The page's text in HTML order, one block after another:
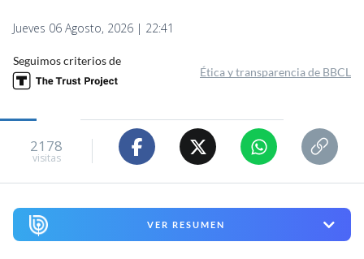
Jueves 06 Agosto, 2026 | 22:41
Seguimos criterios de
Ética y transparencia de BBCL
2178
visitas
VER RESUMEN